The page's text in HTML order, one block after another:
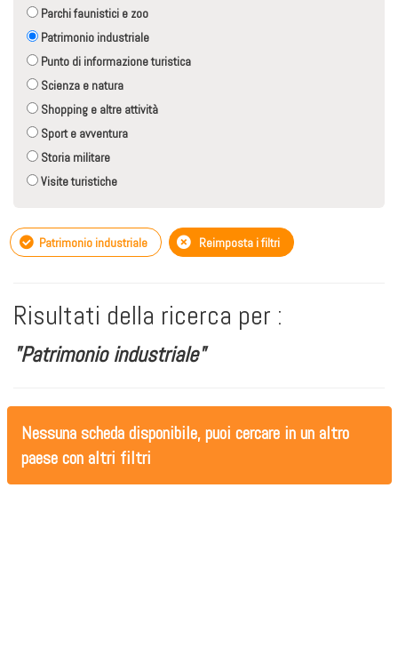
Parchi faunistici e zoo
Patrimonio industriale
Punto di informazione turistica
Scienza e natura
Shopping e altre attività
Sport e avventura
Storia militare
Visite turistiche
Patrimonio industriale Reimposta i filtri
Risultati della ricerca per :
"Patrimonio industriale"
Nessuna scheda disponibile, puoi cercare in un altro
paese con altri filtri